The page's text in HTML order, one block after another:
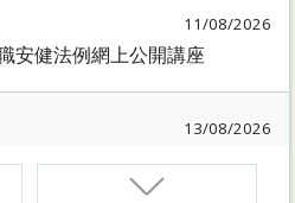
11/08/2026
安健法例網上公開講座
13/08/2026
簡介會暨講座